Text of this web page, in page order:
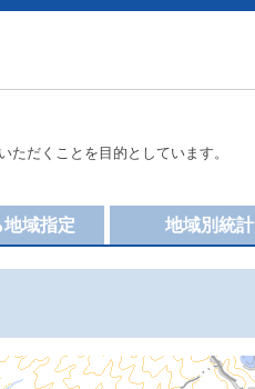
だくことを目的としています。
地域別統計
域指定